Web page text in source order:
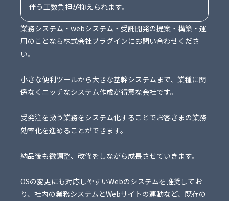
伴う工数負担が抑えられます。
業務システム・webシステム・受託開発の提案・構築・運
用のことなら株式会社プラグインにお問い合わせくださ
い。
小さな便利ツールから大きな基幹システムまで、業種に関
係なくニッチなシステム作成が得意な会社です。
受発注を扱う業務をシステム化することでお客さまの業務
効率化を進めることができます。
納品後も微調整、改修をしながら成長させていきます。
OSの変更にも対応しやすいWebのシステムを推奨してお
り、社内の業務システムとWebサイトの連動など、既存の